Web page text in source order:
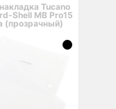
Tucano
Shell MB Pro15
(прозрачный)